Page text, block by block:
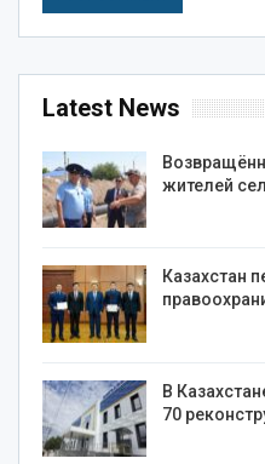
Latest News
жителей
Казахстан
В
70